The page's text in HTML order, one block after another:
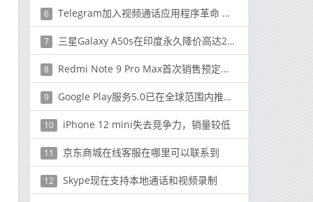
6 Telegram加入视频通话应用程序革命 新功能吸引4亿用户
7 三星Galaxy A50s在印度永久降价高达2500卢比
8 Redmi Note 9 Pro Max首次销售预定于5月12日通过亚马逊印度和小米的Mi.Com进行：价格，发售优惠
9 Google Play服务5.0已在全球范围内推广提供了包含在各种应用程序中的新功能
10 iPhone 12 mini失去竞争力，销量较低
11 京东商城在线客服在哪里可以联系到
12 Skype现在支持本地通话和视频录制